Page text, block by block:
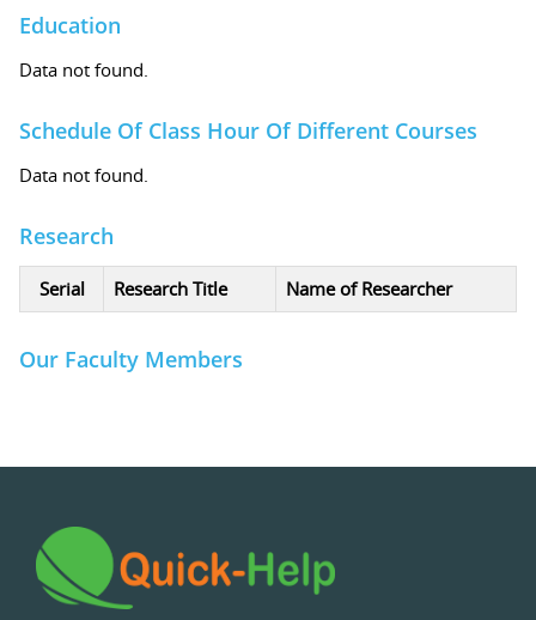
Education
Data not found.
Schedule Of Class Hour Of Different Courses
Data not found.
Research
Serial Research Title Name of Researcher
Our Faculty Members